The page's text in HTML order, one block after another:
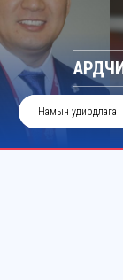
Намын удирдлага